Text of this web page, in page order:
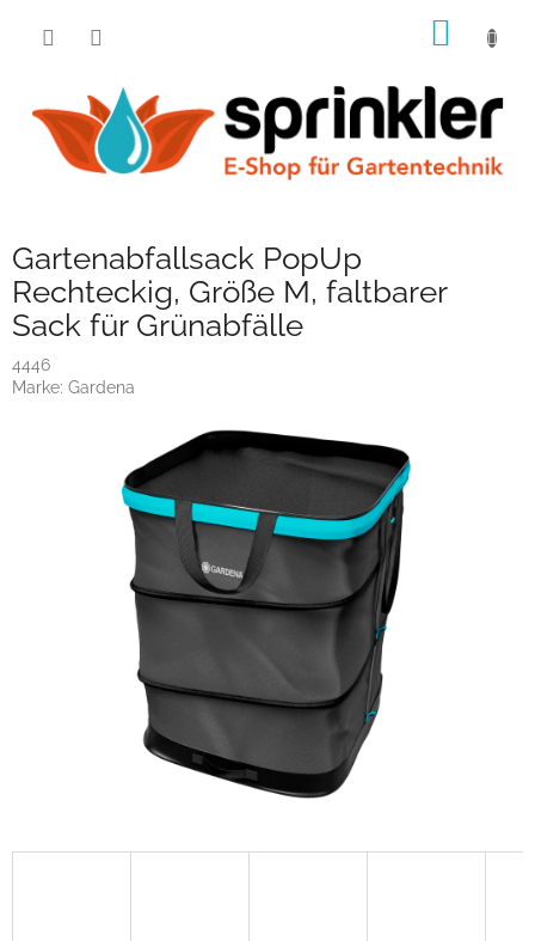
Gartenabfallsack PopUp
Rechteckig, Größe M, faltbarer
Sack für Grünabfälle
4446
Marke: Gardena